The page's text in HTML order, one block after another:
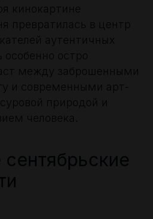
кинокартине
превратилась в центр
аутентичных
особенно остро
между заброшенными
и современными арт-
природой и
человека.